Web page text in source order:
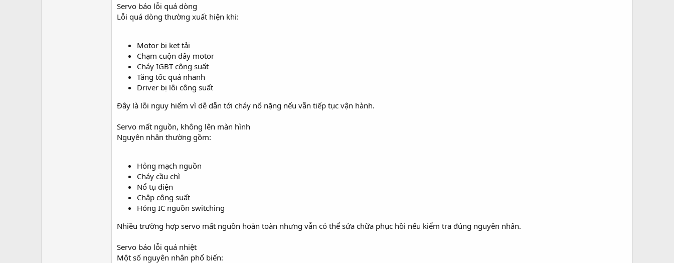
Servo báo lỗi quá dòng
Lỗi quá dòng thường xuất hiện khi:
Motor bị kẹt tải
Chạm cuộn dây motor
Cháy IGBT công suất
Tăng tốc quá nhanh
Driver bị lỗi công suất
Đây là lỗi nguy hiểm vì dễ dẫn tới cháy nổ nặng nếu vẫn tiếp tục vận hành.
Servo mất nguồn, không lên màn hình
Nguyên nhân thường gồm:
Hỏng mạch nguồn
Cháy cầu chì
Nổ tụ điện
Chập công suất
Hỏng IC nguồn switching
Nhiều trường hợp servo mất nguồn hoàn toàn nhưng vẫn có thể sửa chữa phục hồi nếu kiểm tra đúng nguyên nhân.
Servo báo lỗi quá nhiệt
Một số nguyên nhân phổ biến: